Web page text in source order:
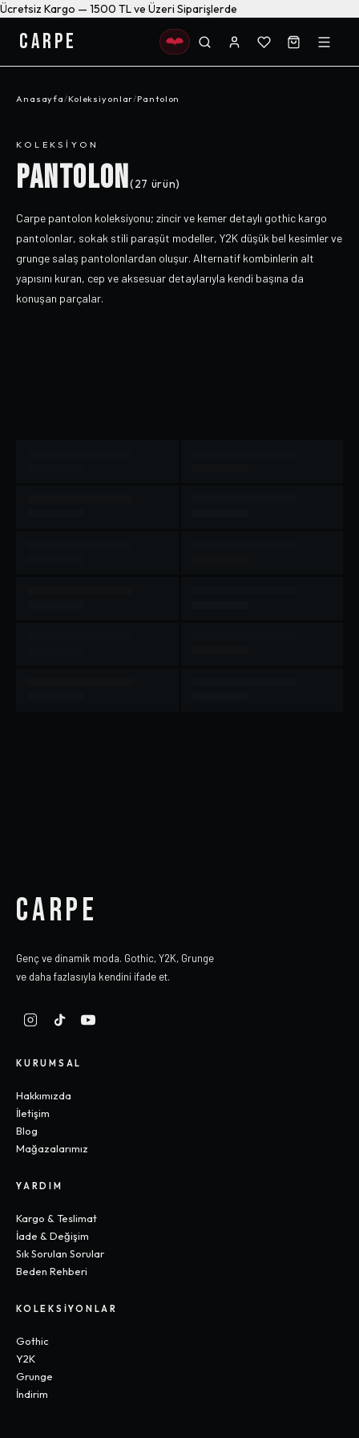
Ücretsiz Kargo — 1500 TL ve Üzeri Siparişlerde
CARPE
Anasayfa/Koleksiyonlar/Pantolon
KOLEKSIYON
PANTOLON(27 ürün)
Carpe pantolon koleksiyonu; zincir ve kemer detaylı gothic kargo
pantolonlar, sokak stili paraşüt modeller, Y2K düşük bel kesimler ve
grunge salaş pantolonlardan oluşur. Alternatif kombinlerin alt
yapısını kuran, cep ve aksesuar detaylarıyla kendi başına da
konuşan parçalar.
CARPE
Genç ve dinamik moda. Gothic, Y2K, Grunge
ve daha fazlasıyla kendini ifade et.
KURUMSAL
Hakkımızda
İletişim
Blog
Mağazalarımız
YARDIM
Kargo & Teslimat
İade & Değişim
Sık Sorulan Sorular
Beden Rehberi
KOLEKSIYONLAR
Gothic
Y2K
Grunge
İndirim